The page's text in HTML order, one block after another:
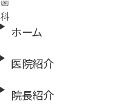
ホーム
医院紹介
院長紹介